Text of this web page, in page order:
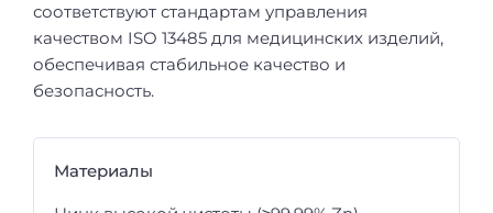
соответствуют стандартам управления
качеством ISO 13485 для медицинских изделий,
обеспечивая стабильное качество и
безопасность.
Материалы